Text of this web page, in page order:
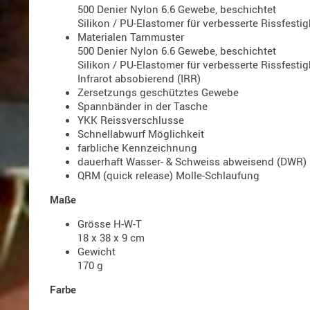
500 Denier Nylon 6.6 Gewebe, beschichtet
Silikon / PU-Elastomer für verbesserte
Materialen Tarnmuster
500 Denier Nylon 6.6 Gewebe, beschichtet
Silikon / PU-Elastomer für verbesserte
Infrarot absobierend (IRR)
Zersetzungs geschütztes Gewebe
Spannbänder in der Tasche
YKK Reissverschlusse
Schnellabwurf Möglichkeit
farbliche Kennzeichnung
dauerhaft Wasser- & Schweiss abweisend (DWR)
QRM (quick release) Molle-Schlaufung
Maße
Grösse H-W-T
18 x 38 x 9 cm
Gewicht
170 g
Farbe